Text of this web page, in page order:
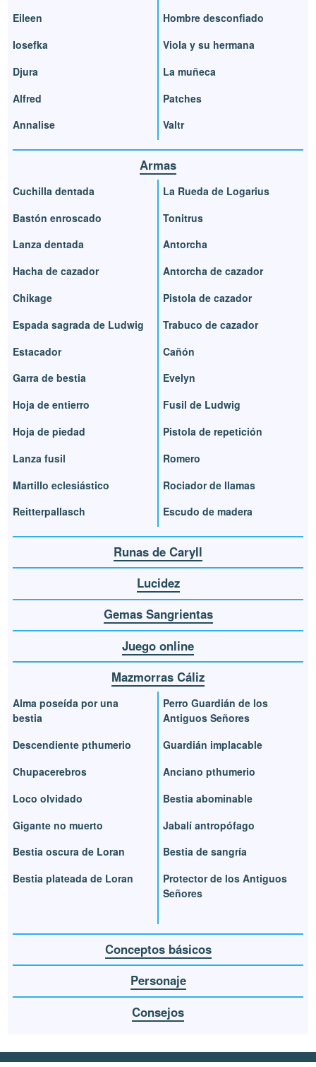
Eileen
Iosefka
Djura
Alfred
Annalise
Hombre desconfiado
Viola y su hermana
La muñeca
Patches
Valtr
Armas
Cuchilla dentada
Bastón enroscado
Lanza dentada
Hacha de cazador
Chikage
Espada sagrada de Ludwig
Estacador
Garra de bestia
Hoja de entierro
Hoja de piedad
Lanza fusil
Martillo eclesiástico
Reitterpallasch
La Rueda de Logarius
Tonitrus
Antorcha
Antorcha de cazador
Pistola de cazador
Trabuco de cazador
Cañón
Evelyn
Fusil de Ludwig
Pistola de repetición
Romero
Rociador de llamas
Escudo de madera
Runas de Caryll
Lucidez
Gemas Sangrientas
Juego online
Mazmorras Cáliz
Alma poseída por una
bestia
Descendiente pthumerio
Chupacerebros
Loco olvidado
Gigante no muerto
Bestia oscura de Loran
Bestia plateada de Loran
Perro Guardián de los
Antiguos Señores
Guardián implacable
Anciano pthumerio
Bestia abominable
Jabalí antropófago
Bestia de sangría
Protector de los Antiguos
Señores
Conceptos básicos
Personaje
Consejos